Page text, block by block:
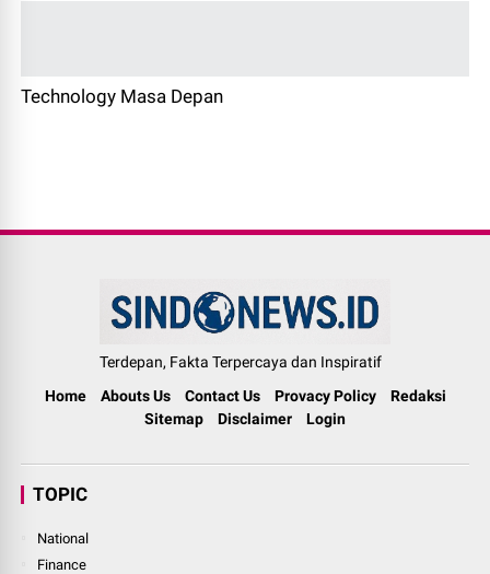
Technology Masa Depan
Terdepan, Fakta Terpercaya dan Inspiratif
Home
Abouts Us Contact Us Provacy Policy
Redaksi
Sitemap
Disclaimer Login
TOPIC
National
Finance